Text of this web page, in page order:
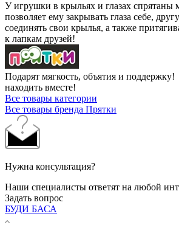
У игрушки в крыльях и глазах спрятаны
позволяет ему закрывать глаза себе,
соединять свои крылья, а также
к лапкам друзей!
Подарят мягкость, объятия и
находить вместе!
Все товары категории
Все товары бренда Прятки
Нужна консультация?
Наши специалисты ответят на любой
Задать вопрос
БУДИ БАСА